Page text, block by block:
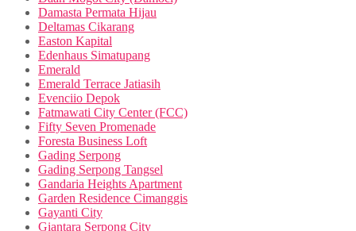
Damasta Permata Hijau
Deltamas Cikarang
Easton Kapital
Edenhaus Simatupang
Emerald
Emerald Terrace Jatiasih
Evenciio Depok
Fatmawati City Center (FCC)
Fifty Seven Promenade
Foresta Business Loft
Gading Serpong
Gading Serpong Tangsel
Gandaria Heights Apartment
Garden Residence Cimanggis
Gayanti City
Giantara Serpong City